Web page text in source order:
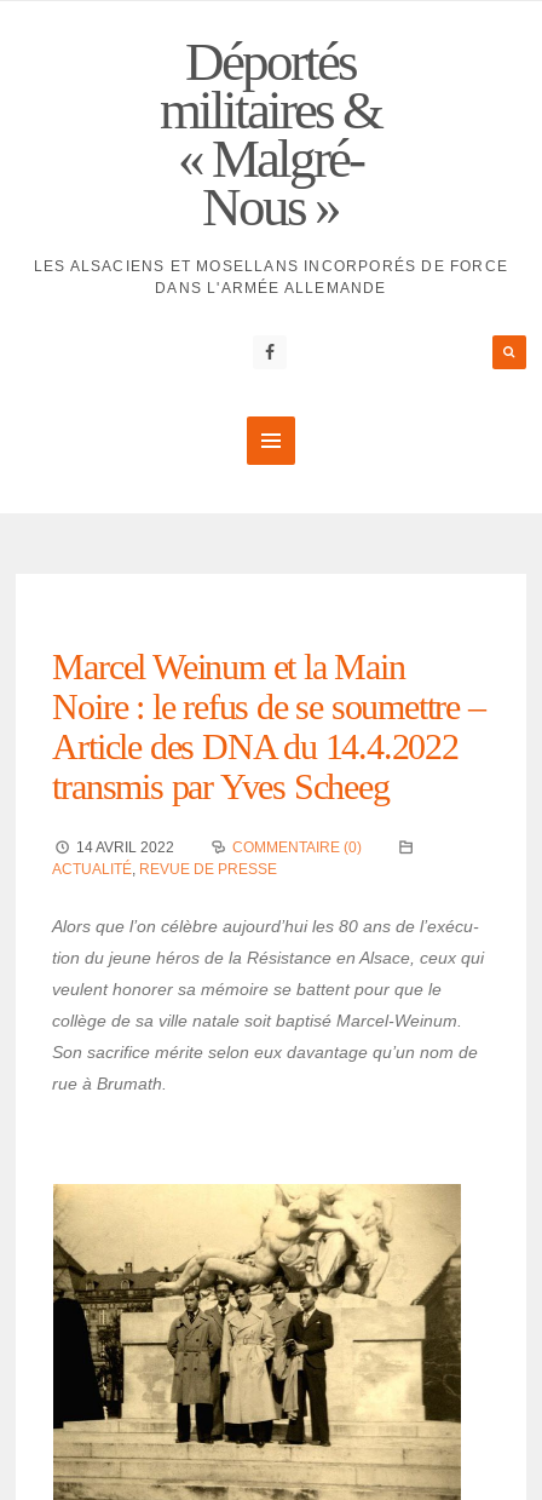
Déportés
militaires &
« Malgré-
Nous »
LES ALSACIENS ET MOSELLANS INCORPORÉS DE FORCE
DANS L'ARMÉE ALLEMANDE
Marcel Weinum et la Main
Noire : le refus de se soumettre –
Article des DNA du 14.4.2022
trans­mis par Yves Scheeg
14 AVRIL 2022
COMMENTAIRE (0)
ACTUALITÉ, REVUE DE PRESSE
Alors que l’on célèbre aujourd’­hui les 80 ans de l’exé­cu­
tion du jeune héros de la Résis­tance en Alsace, ceux qui
veulent hono­rer sa mémoire se battent pour que le
collège de sa ville natale soit baptisé Marcel-Weinum.
Son sacri­fice mérite selon eux davan­tage qu’un nom de
rue à Brumath.